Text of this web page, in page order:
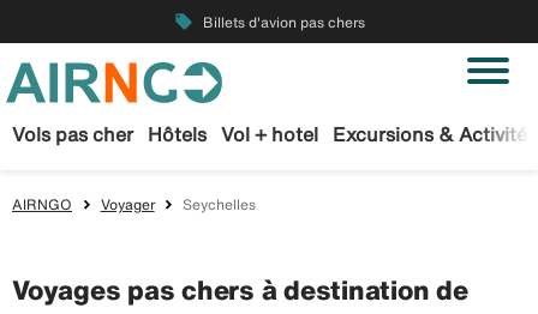
local_offer Billets d'avion pas chers
Vols pas cher Hôtels Vol + hotel Excursions & Activités
AIRNGO Voyager Seychelles
Voyages pas chers à destination de